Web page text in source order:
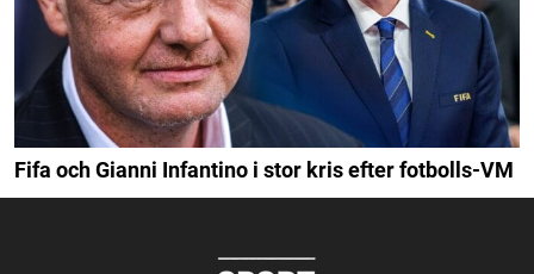
Fifa och Gianni Infantino i stor kris efter fotbolls-VM